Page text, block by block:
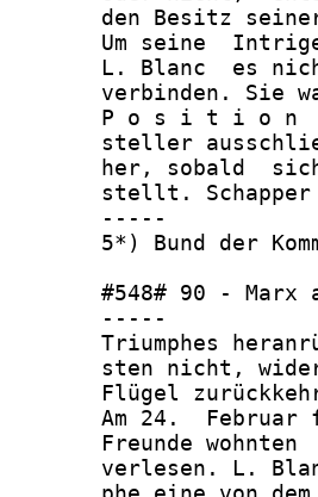
den Besitz
Um seine
L. Blanc  es
verbinden. Sie
P o s i t i o n
steller
her, sobald
stellt.
       -----
5*) Bund der
#548# 90 - Marx
       -----
Triumphes
sten nicht,
Flügel
Am 24.  Februar
Freunde wohnten
verlesen. L.